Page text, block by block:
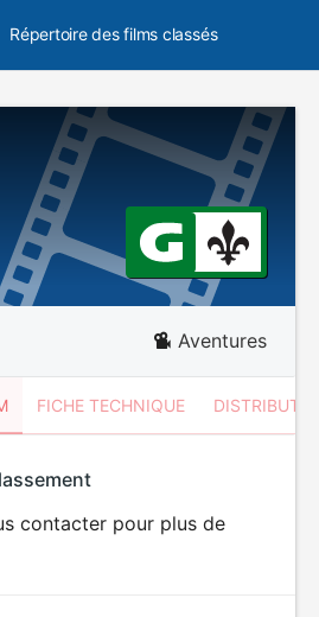
Répertoire des films classés
Aventures
FICHE TECHNIQUE
contacter pour plus de